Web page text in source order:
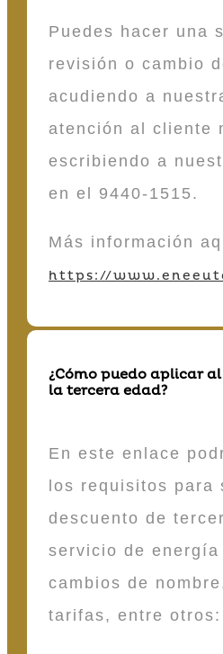
Puedes hacer una
revisión o cambio
acudiendo a
atención al cliente
escribiendo a
en el 9440-1515.
Más información
https://
¿Cómo puedo aplicar
la tercera edad?
En este enlace
los requisitos para
descuento de
servicio de
cambios de
tarifas, entre otros: